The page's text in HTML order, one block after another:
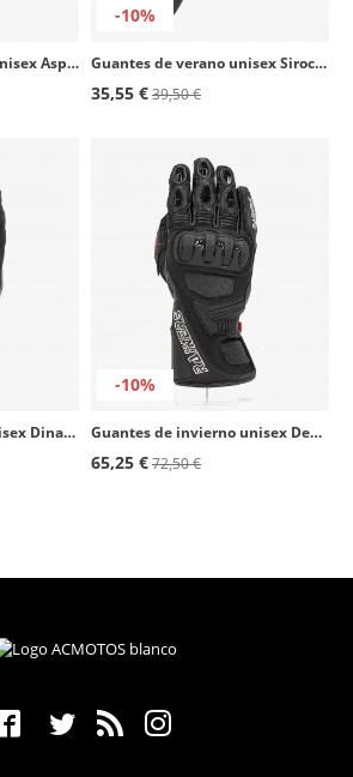
Guantes de invierno unisex Aspen de Rainers en color negro
-10%
Guantes de verano unisex Sirocco de Rainers en color negro
35,55 €39,50 €
Guantes de verano unisex Dinamik de Rainers en color negro
-10%
Guantes de invierno unisex Denver de Rainers en color negro
65,25 €72,50 €